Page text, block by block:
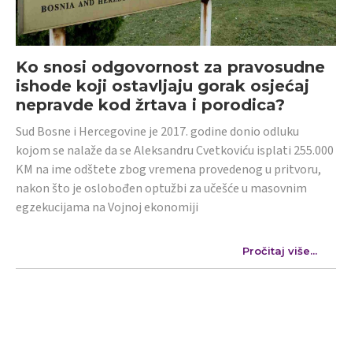
Ko snosi odgovornost za pravosudne
ishode koji ostavljaju gorak osjećaj
nepravde kod žrtava i porodica?
Sud Bosne i Hercegovine je 2017. godine donio odluku
kojom se nalaže da se Aleksandru Cvetkoviću isplati 255.000
KM na ime odštete zbog vremena provedenog u pritvoru,
nakon što je oslobođen optužbi za učešće u masovnim
egzekucijama na Vojnoj ekonomiji
Pročitaj više...